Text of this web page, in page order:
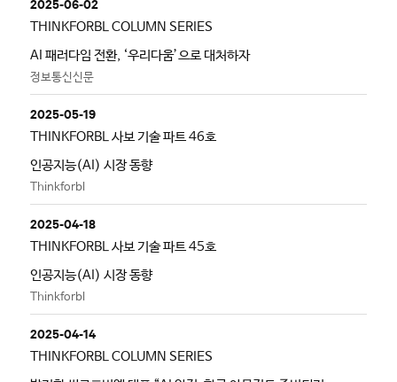
THINKFORBL COLUMN SERIES
AI 패러다임 전환, ‘우리다움’으로 대처하자
정보통신신문
2025-05-19
THINKFORBL 사보 기술 파트 46호
인공지능(AI) 시장 동향
Thinkforbl
2025-04-18
THINKFORBL 사보 기술 파트 45호
인공지능(AI) 시장 동향
Thinkforbl
2025-04-14
THINKFORBL COLUMN SERIES